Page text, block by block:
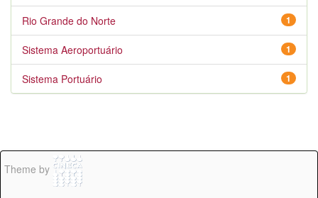
1
Rio Grande do Norte
1
Sistema Aeroportuário
1
Sistema Portuário
Theme by